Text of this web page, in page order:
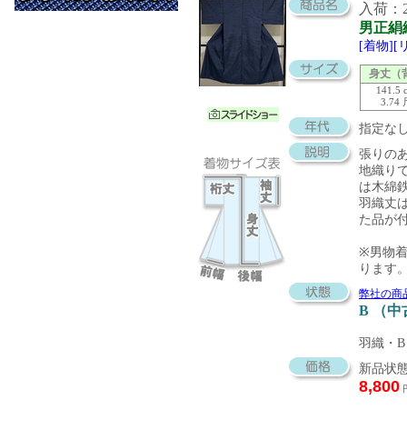
入荷：
男正絹
[着物][
身丈（
141.5
3.74
指定な
張りの
地織り
は木綿
羽織丈
た品が
※男物
ります
弊社の商
B （中
羽織・B
新品状
8,800